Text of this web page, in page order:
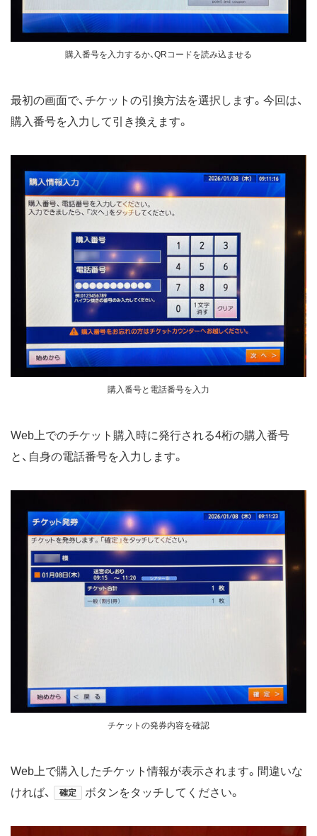
購入番号を入力するか、QRコードを読み込ませる
最初の画面で、チケットの引換方法を選択します。今回は、
購入番号を入力して引き換えます。
購入番号と電話番号を入力
Web上でのチケット購入時に発行される4桁の購入番号
と、自身の電話番号を入力します。
チケットの発券内容を確認
Web上で購入したチケット情報が表示されます。間違いな
ければ、
確定 ボタンをタッチしてください。